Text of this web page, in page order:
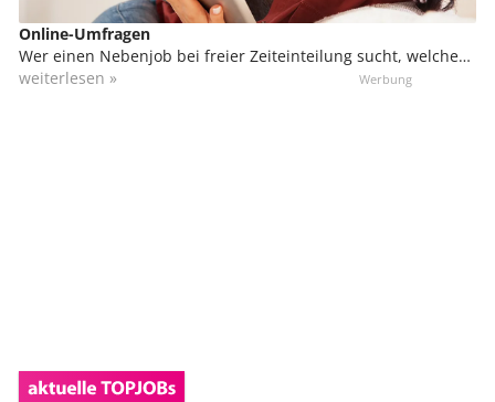
Online-Umfragen
Wer einen Nebenjob bei freier Zeiteinteilung sucht, welcher
sich sogar von zu Hause ausüben lässt, kann sich in der
weiterlesen »